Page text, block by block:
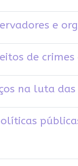
e
de
na luta